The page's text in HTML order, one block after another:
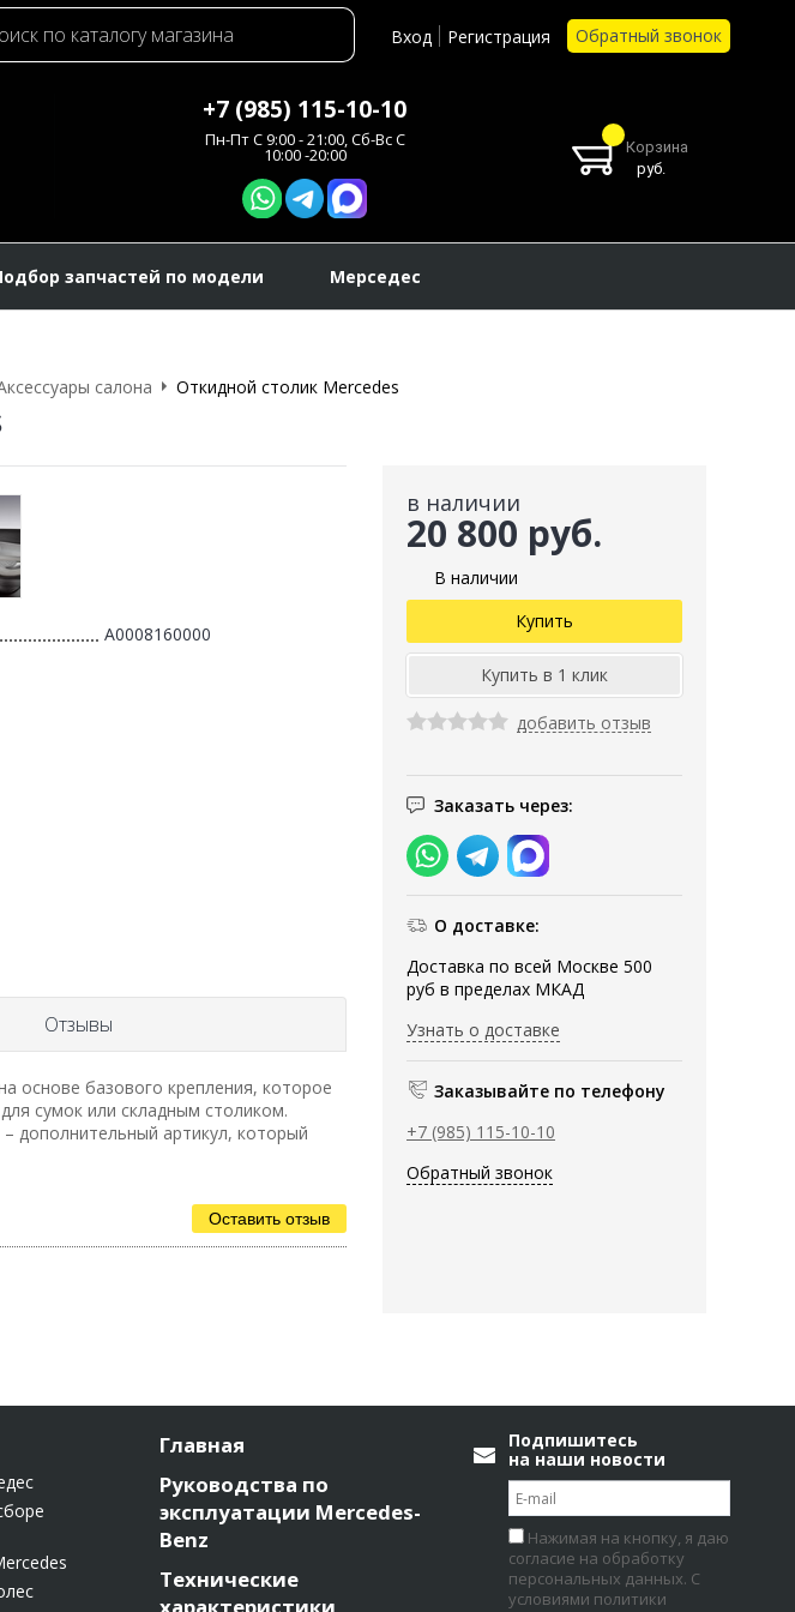
Вход Регистрация Обратный звонок
+7 (985) 115-10-10
Пн-Пт C 9:00 - 21:00, Сб-Вс С
10:00 -20:00
Корзина
руб.
запчастей по модели Мерседес
салона Откидной столик Mercedes
в наличии
20 800 руб.
В наличии
добавить отзыв
Заказать через:
О доставке:
Доставка по всей Москве 500
руб в пределах МКАД
Узнать о доставке
Заказывайте по телефону
+7 (985) 115-10-10
Обратный звонок
A0008160000
Отзывы
основе базового крепления, которое
сумок или складным столиком.
дополнительный артикул, который
Оставить отзыв
Главная
Руководства по
эксплуатации Mercedes-
Benz
Технические
Подпишитесь
на наши новости
Нажимая на кнопку, я даю
согласие на обработку
персональных данных. С
условиями политики